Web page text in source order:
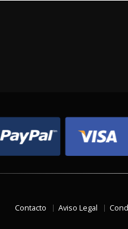
Contacto Aviso Legal